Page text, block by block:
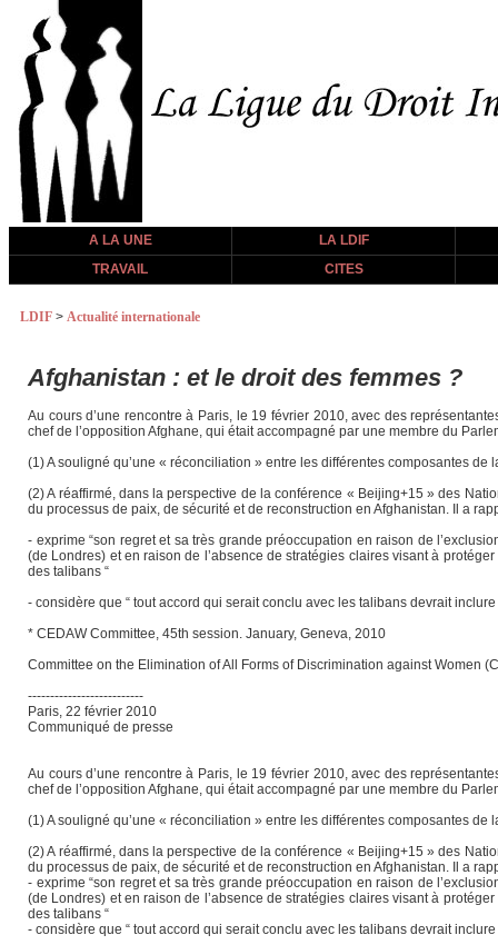
A LA UNE
LA LDIF
TRAVAIL
CITES
LDIF > Actualité internationale
Afghanistan : et le droit des femmes ?
Au cours d’une rencontre à Paris, le 19 février 2010, avec des
chef de l’opposition Afghane, qui était accompagné par une membre du
(1) A souligné qu’une « réconciliation » entre les différentes composantes
(2) A réaffirmé, dans la perspective de la conférence « Beijing+15 » des
du processus de paix, de sécurité et de reconstruction en Afghanistan. Il a
- exprime “son regret et sa très grande préoccupation en raison de
(de Londres) et en raison de l’absence de stratégies claires visant à
des talibans “
- considère que “ tout accord qui serait conclu avec les talibans devrait
* CEDAW Committee, 45th session. January, Geneva, 2010
Committee on the Elimination of All Forms of Discrimination against Women
--------------------------
Paris, 22 février 2010
Communiqué de presse
Au cours d’une rencontre à Paris, le 19 février 2010, avec des
chef de l’opposition Afghane, qui était accompagné par une membre du
(1) A souligné qu’une « réconciliation » entre les différentes composantes
(2) A réaffirmé, dans la perspective de la conférence « Beijing+15 » des
du processus de paix, de sécurité et de reconstruction en Afghanistan. Il a
- exprime “son regret et sa très grande préoccupation en raison de
(de Londres) et en raison de l’absence de stratégies claires visant à
des talibans “
- considère que “ tout accord qui serait conclu avec les talibans devrait